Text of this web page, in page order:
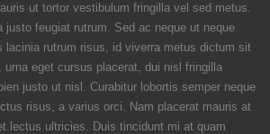
ut tortor vestibulum fringilla vel sed metus.
justo feugiat rutrum. Sed ac neque ut neque
lacinia rutrum risus, id viverra metus dictum sit
eget cursus placerat, dui nisl fringilla
justo ut nisl. Curabitur lobortis semper neque
risus, a varius orci. Nam placerat mauris at
lectus ultricies. Duis tincidunt mi at quam